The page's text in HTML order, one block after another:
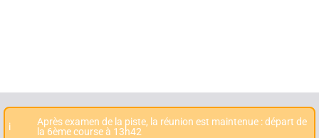
i
Après examen de la piste, la réunion est maintenue : départ de
la 6ème course à 13h42